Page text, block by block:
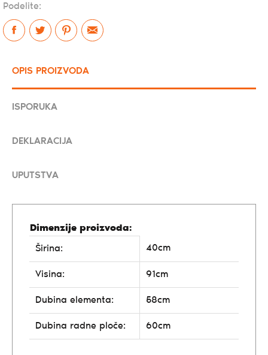
Podelite:
OPIS PROIZVODA
ISPORUKA
DEKLARACIJA
UPUTSTVA
Dimenzije proizvoda:
Širina:
40cm
Visina: 91cm
Dubina elementa: 58cm
Dubina radne ploče: 60cm